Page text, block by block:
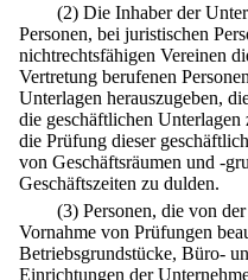
(2) Die Inhaber der
Personen, bei juristischen
nichtrechtsfähigen Vereinen
Vertretung berufenen
Unterlagen herauszugeben,
die geschäftlichen
die Prüfung dieser
von Geschäftsräumen und -
Geschäftszeiten zu dulden.
(3) Personen, die von
Vornahme von Prüfungen
Betriebsgrundstücke, Büro-
Einrichtungen der